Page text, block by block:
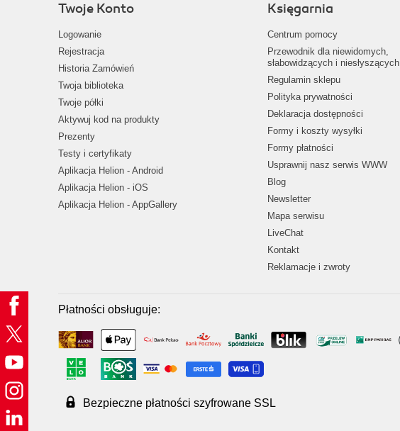
Twoje Konto
Logowanie
Rejestracja
Historia Zamówień
Twoja biblioteka
Twoje półki
Aktywuj kod na produkty
Prezenty
Testy i certyfikaty
Aplikacja Helion - Android
Aplikacja Helion - iOS
Aplikacja Helion - AppGallery
Księgarnia
Centrum pomocy
Przewodnik dla niewidomych,
słabowidzących i niesłyszących
Regulamin sklepu
Polityka prywatności
Deklaracja dostępności
Formy i koszty wysyłki
Formy płatności
Usprawnij nasz serwis WWW
Blog
Newsletter
Mapa serwisu
LiveChat
Kontakt
Reklamacje i zwroty
Płatności obsługuje:
Bezpieczne płatności szyfrowane SSL